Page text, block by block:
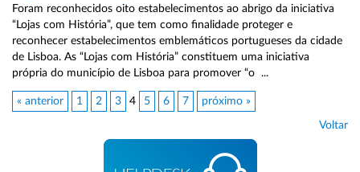
Foram reconhecidos oito estabelecimentos ao abrigo da iniciativa
“Lojas com História”, que tem como finalidade proteger e
reconhecer estabelecimentos emblemáticos portugueses da cidade
de Lisboa. As “Lojas com História” constituem uma iniciativa
própria do município de Lisboa para promover “o ...
« anterior 1 2 3 4 5 6 7 próximo »
Voltar